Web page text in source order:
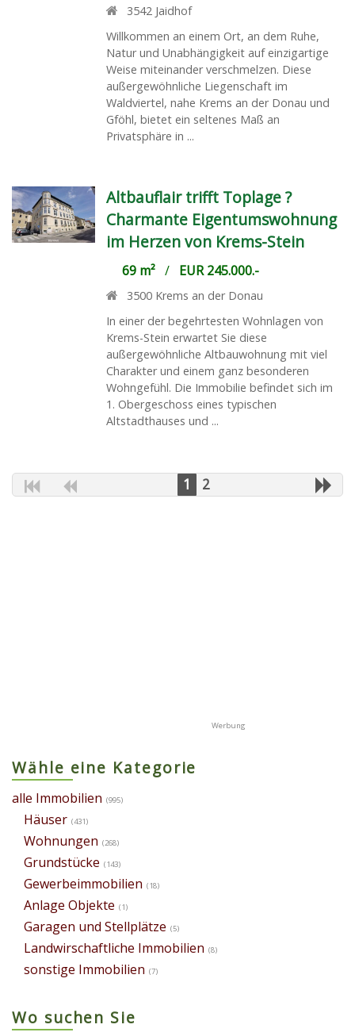
3542 Jaidhof
Willkommen an einem Ort, an dem Ruhe,
Natur und Unabhängigkeit auf einzigartige
Weise miteinander verschmelzen. Diese
außergewöhnliche Liegenschaft im
Waldviertel, nahe Krems an der Donau und
Gföhl, bietet ein seltenes Maß an
Privatsphäre in ...
Altbauflair trifft Toplage ?
Charmante Eigentumswohnung
im Herzen von Krems-Stein
69 m²/ EUR 245.000.-
3500 Krems an der Donau
In einer der begehrtesten Wohnlagen von
Krems-Stein erwartet Sie diese
außergewöhnliche Altbauwohnung mit viel
Charakter und einem ganz besonderen
Wohngefühl. Die Immobilie befindet sich im
1. Obergeschoss eines typischen
Altstadthauses und ...
1 2
Wähle eine Kategorie
alle Immobilien (995)
Häuser (431)
Wohnungen (268)
Grundstücke (143)
Gewerbeimmobilien (18)
Anlage Objekte (1)
Garagen und Stellplätze (5)
Landwirschaftliche Immobilien (8)
sonstige Immobilien (7)
Wo suchen Sie